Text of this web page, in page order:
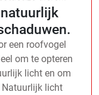
een roofvogel
om te opteren
licht en om
Natuurlijk licht